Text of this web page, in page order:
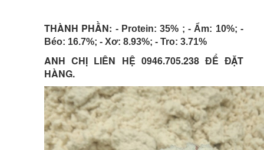
THÀNH PHẦN: - Protein: 35% ;- Ẩm: 10%;-
Béo: 16.7%; - Xơ: 8.93%; - Tro: 3.71%
ANH CHỊ LIÊN HỆ 0946.705.238 ĐỂ ĐẶT
HÀNG.